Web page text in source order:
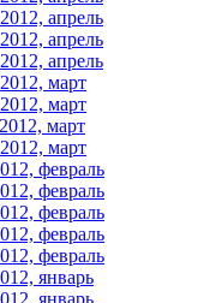
апрель
апрель
апрель
март
март
март
март
февраль
февраль
февраль
февраль
февраль
январь
январь